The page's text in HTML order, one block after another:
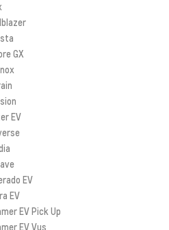
GX
EV
EV
EV
EV Pick Up
EV Vus